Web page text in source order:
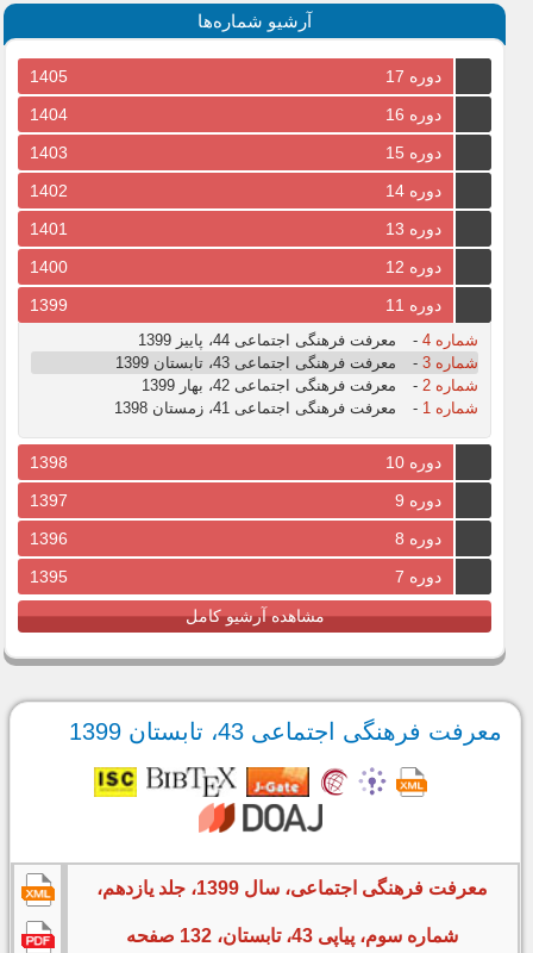
آرشیو شماره‌ها
دوره 17
1405
دوره 16
1404
دوره 15
1403
دوره 14
1402
دوره 13
1401
دوره 12
1400
دوره 11
1399
شماره 4 -
معرفت فرهنگی اجتماعی 44، پاییز 1399
شماره 3
-
معرفت فرهنگی اجتماعی 43، تابستان 1399
شماره 2
-
معرفت فرهنگی اجتماعی 42، بهار 1399
شماره 1
- معرفت فرهنگی اجتماعی 41، زمستان 1398
دوره 10
1398
دوره 9
1397
دوره 8
1396
دوره 7
1395
مشاهده آرشیو کامل
معرفت فرهنگی اجتماعی 43، تابستان 1399
معرفت فرهنگی اجتماعی، سال 1399، جلد یازدهم،
شماره سوم، پیاپی 43، تابستان، 132 صفحه